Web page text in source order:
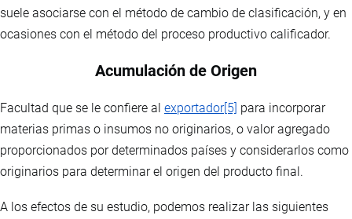
suele asociarse con el método de cambio de clasificación, y en
ocasiones con el método del proceso productivo calificador.
Acumulación de Origen
Facultad que se le confiere al exportador[5] para incorporar
materias primas o insumos no originarios, o valor agregado
proporcionados por determinados países y considerarlos como
originarios para determinar el origen del producto final.
A los efectos de su estudio, podemos realizar las siguientes